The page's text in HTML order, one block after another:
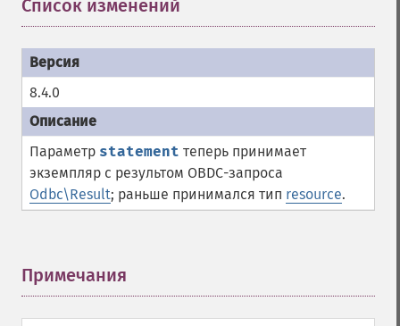
Список изменений
8.4.0
Параметр statement теперь принимает
экземпляр с результом OBDC-запроса
Odbc\Result; раньше принимался тип resource.
Примечания